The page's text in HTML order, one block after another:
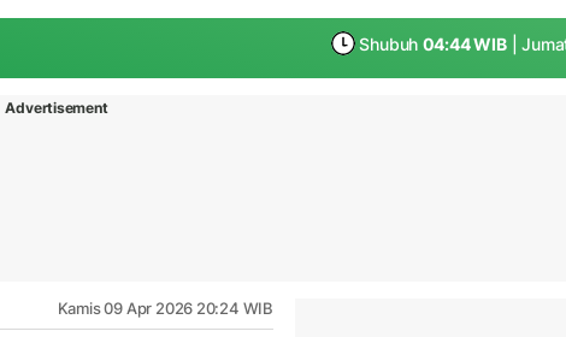
Shubuh 04:44 WIB |
Advertisement
Kamis 09 Apr 2026 20:24 WIB